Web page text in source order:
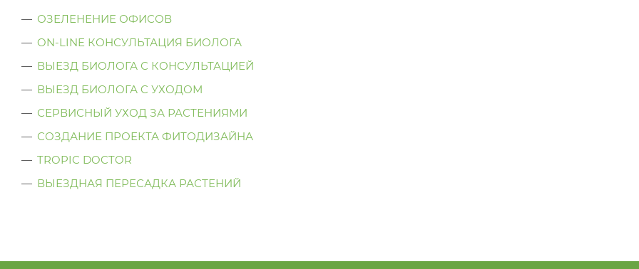
ОЗЕЛЕНЕНИЕ ОФИСОВ
ON-LINE КОНСУЛЬТАЦИЯ БИОЛОГА
ВЫЕЗД БИОЛОГА С КОНСУЛЬТАЦИЕЙ
ВЫЕЗД БИОЛОГА C УХОДОМ
СЕРВИСНЫЙ УХОД ЗА РАСТЕНИЯМИ
СОЗДАНИЕ ПРОЕКТА ФИТОДИЗАЙНА
TROPIC DOCTOR
ВЫЕЗДНАЯ ПЕРЕСАДКА РАСТЕНИЙ